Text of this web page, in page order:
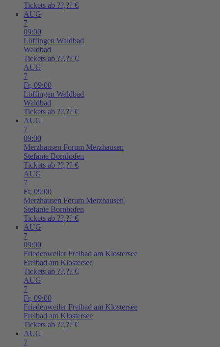
Tickets ab ??,?? €
AUG
7
09:00
Löffingen Waldbad
Waldbad
Tickets ab ??,?? €
AUG
7
Fr, 09:00
Löffingen Waldbad
Waldbad
Tickets ab ??,?? €
AUG
7
09:00
Merzhausen Forum Merzhausen
Stefanie Bornhofen
Tickets ab ??,?? €
AUG
7
Fr, 09:00
Merzhausen Forum Merzhausen
Stefanie Bornhofen
Tickets ab ??,?? €
AUG
7
09:00
Friedenweiler Freibad am Klostersee
Freibad am Klostersee
Tickets ab ??,?? €
AUG
7
Fr, 09:00
Friedenweiler Freibad am Klostersee
Freibad am Klostersee
Tickets ab ??,?? €
AUG
7